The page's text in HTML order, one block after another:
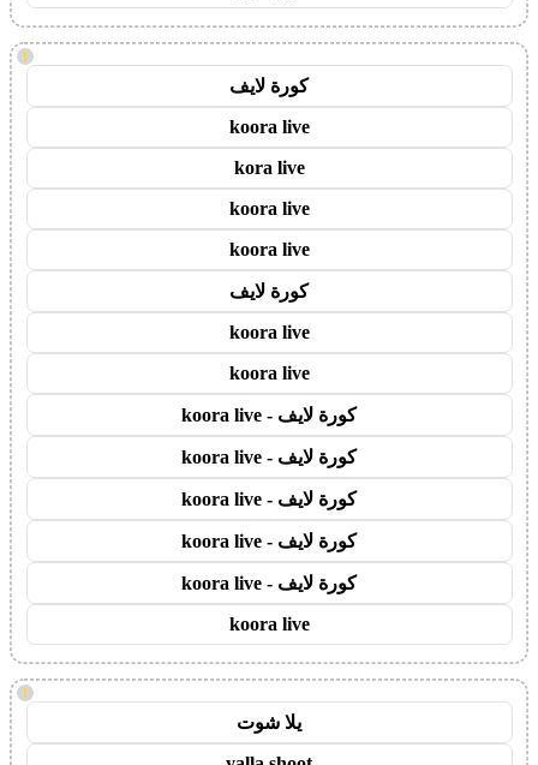
!
كورة لايف
koora live
kora live
koora live
koora live
كورة لايف
koora live
koora live
كورة لايف - koora live
كورة لايف - koora live
كورة لايف - koora live
كورة لايف - koora live
كورة لايف - koora live
koora live
!
يلا شوت